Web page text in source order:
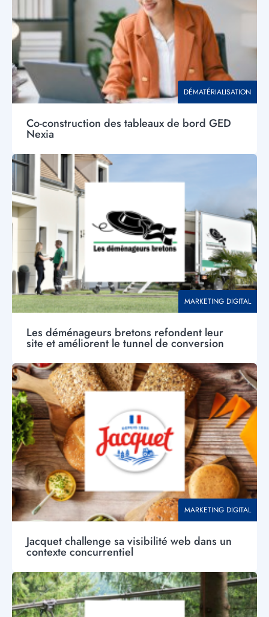
THÉMATIQUE
DÉMATÉRIALISATION
Co-construction des tableaux de bord GED
Nexia
Visuel
principal
THÉMATIQUE
MARKETING DIGITAL
Les déménageurs bretons refondent leur
site et améliorent le tunnel de conversion
Visuel
principal
THÉMATIQUE
MARKETING DIGITAL
Jacquet challenge sa visibilité web dans un
contexte concurrentiel
Visuel
principal